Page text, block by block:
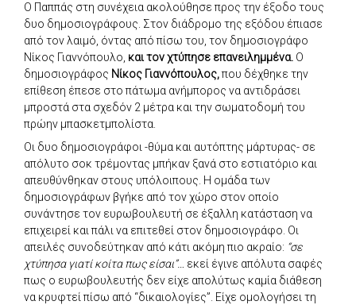
Ο Παππάς στη συνέχεια ακολούθησε προς την έξοδο τους
δυο δημοσιογράφους. Στον διάδρομο της εξόδου έπιασε
από τον λαιμό, όντας από πίσω του, τον δημοσιογράφο
Νίκος Γιαννόπουλο, και τον χτύπησε επανειλημμένα. Ο
δημοσιογράφος Νίκος Γιαννόπουλος,που δέχθηκε την
επίθεση έπεσε στο πάτωμα ανήμπορος να αντιδράσει
μπροστά στα σχεδόν 2 μέτρα και την σωματοδομή του
πρώην μπασκετμπολίστα.
Οι δυο δημοσιογράφοι -θύμα και αυτόπτης μάρτυρας- σε
απόλυτο σοκ τρέμοντας μπήκαν ξανά στο εστιατόριο και
απευθύνθηκαν στους υπόλοιπους. Η ομάδα των
δημοσιογράφων βγήκε από τον χώρο στον οποίο
συνάντησε τον ευρωβουλευτή σε έξαλλη κατάσταση να
επιχειρεί και πάλι να επιτεθεί στον δημοσιογράφο. Οι
απειλές συνοδεύτηκαν από κάτι ακόμη πιο ακραίο: “σε
χτύπησα γιατί κοίτα πως είσαι”… εκεί έγινε απόλυτα σαφές
πως ο ευρωβουλευτής δεν είχε απολύτως καμία διάθεση
να κρυφτεί πίσω από “δικαιολογίες”. Είχε ομολογήσει τη